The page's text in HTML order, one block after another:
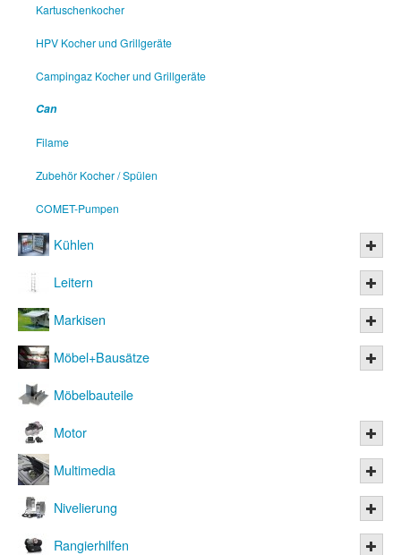
Kartuschenkocher
HPV Kocher und Grillgeräte
Campingaz Kocher und Grillgeräte
Can
Filame
Zubehör Kocher / Spülen
COMET-Pumpen
Kühlen
Leitern
Markisen
Möbel+Bausätze
Möbelbauteile
Motor
Multimedia
Nivelierung
Rangierhilfen